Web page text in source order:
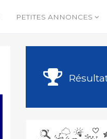
PETITES ANNONCES